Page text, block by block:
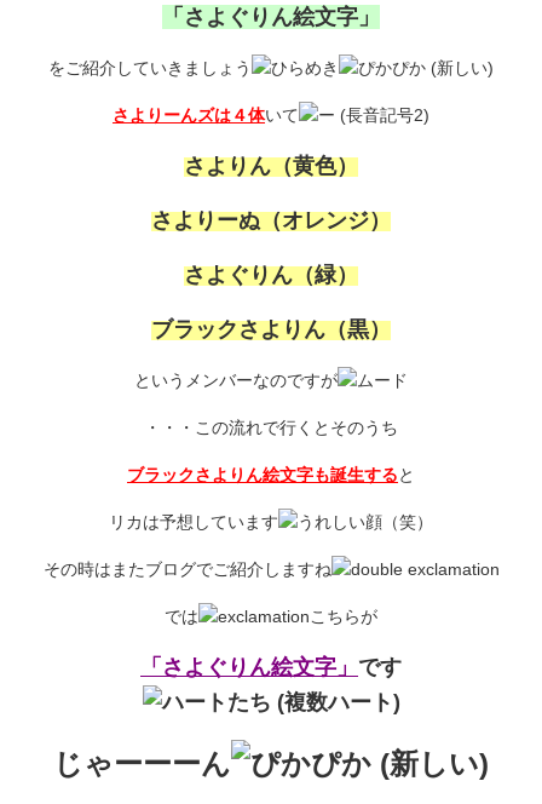
「さよぐりん絵文字」
をご紹介していきましょう
さよりーんズは４体いて
さよりん（黄色）
さよりーぬ（オレンジ）
さよぐりん（緑）
ブラックさよりん（黒）
というメンバーなのですが
・・・この流れで行くとそのうち
ブラックさよりん絵文字も誕生すると
リカは予想しています （笑）
その時はまたブログでご紹介しますね
では こちらが
「さよぐりん絵文字」 です
じゃーーーん